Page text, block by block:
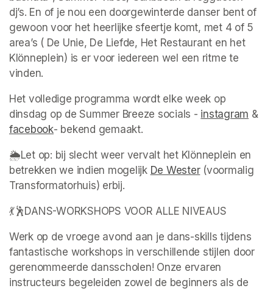
dj’s. En of je nou een doorgewinterde danser bent of
gewoon voor het heerlijke sfeertje komt, met 4 of 5
area’s ( De Unie, De Liefde, Het Restaurant en het
Klönneplein) is er voor iedereen wel een ritme te
vinden.
Het volledige programma wordt elke week op
dinsdag op de Summer Breeze socials - instagram
&
facebook(opens in a new tab)
- bekend gemaakt.
🌦Let op: bij slecht weer vervalt het Klönneplein en
betrekken we indien mogelijk De Wester(opens in a
(voormalig
Transformatorhuis) erbij.
💃🕺DANS-WORKSHOPS VOOR ALLE NIVEAUS
Werk op de vroege avond aan je dans-skills tijdens
fantastische workshops in verschillende stijlen door
gerenommeerde dansscholen! Onze ervaren
instructeurs begeleiden zowel de beginners als de